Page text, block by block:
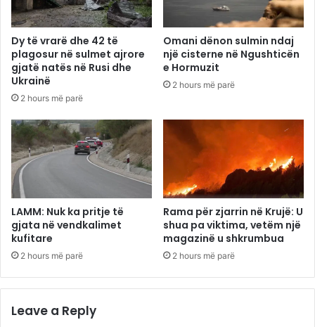
Dy të vrarë dhe 42 të
plagosur në sulmet ajrore
gjatë natës në Rusi dhe
Ukrainë
2 hours më parë
Omani dënon sulmin ndaj
një cisterne në Ngushticën
e Hormuzit
2 hours më parë
LAMM: Nuk ka pritje të
gjata në vendkalimet
kufitare
2 hours më parë
Rama për zjarrin në Krujë: U
shua pa viktima, vetëm një
magazinë u shkrumbua
2 hours më parë
Leave a Reply